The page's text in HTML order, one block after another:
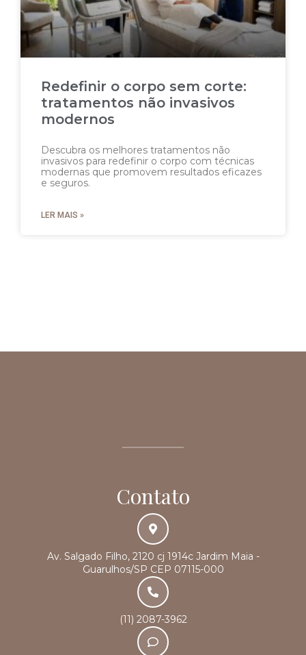
Redefinir o corpo sem corte:
tratamentos não invasivos
modernos
Descubra os melhores tratamentos não
invasivos para redefinir o corpo com técnicas
modernas que promovem resultados eficazes
e seguros.
LER MAIS »
Contato
Av. Salgado Filho, 2120 cj 1914c Jardim Maia -
Guarulhos/SP CEP 07115-000
(11) 2087-3962